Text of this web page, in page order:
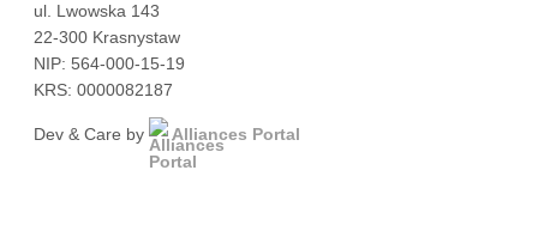
ul. Lwowska 143
22-300 Krasnystaw
NIP: 564-000-15-19
KRS: 0000082187
Dev & Care by Alliances Portal